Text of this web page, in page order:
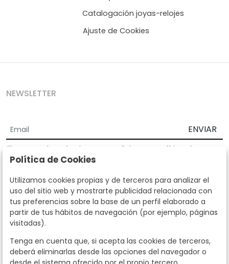
Catalogación joyas-relojes
Ajuste de Cookies
NEWSLETTER
ENVIAR
Acepto los Términos y Condiciones
Política de
privacidad
Según la LOPD y disposiciones de desarrollo, informamos que sus
datos personales serán tratados por parte de Subastas Segre con la
finalidad de gestionar la relación comercial. Puede ejercitar los
derechos de acceso, rectificación, cancelación, oposición y demás
derechos en los términos establecidos en la normativa vigente
dirigiéndote a nosotros. Asimismo, nos puede solicitar el envío de
llamando al teléfono 915159584 o enviando un e-mail a
info@subastassegre.es
Este sitio está protegido por reCAPTCHA y se aplican la
Política de Cookies
Utilizamos cookies propias y de terceros para analizar el
uso del sitio web y mostrarte publicidad relacionada con
tus preferencias sobre la base de un perfil elaborado a
partir de tus hábitos de navegación (por ejemplo, páginas
visitadas).
Tenga en cuenta que, si acepta las cookies de terceros,
deberá eliminarlas desde las opciones del navegador o